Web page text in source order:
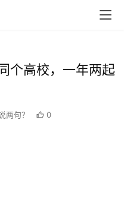
个高校，一年两起
两句？ 0